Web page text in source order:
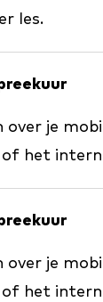
les.
over je
het
over je
het